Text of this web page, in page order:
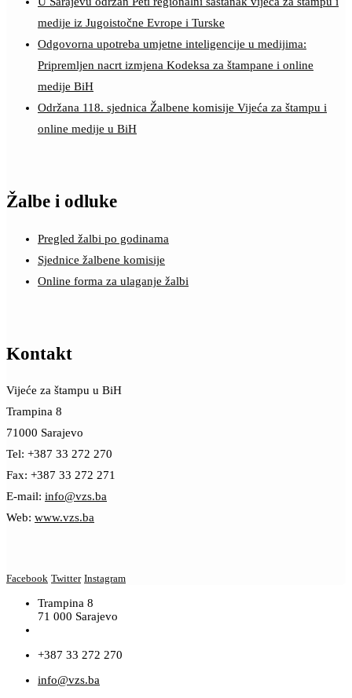
medije iz Jugoistočne Evrope i Turske
Odgovorna upotreba umjetne inteligencije u medijima:
Pripremljen nacrt izmjena Kodeksa za štampane i online
medije BiH
Održana 118. sjednica Žalbene komisije Vijeća za štampu i
online medije u BiH
Žalbe i odluke
Pregled žalbi po godinama
Sjednice žalbene komisije
Online forma za ulaganje žalbi
Kontakt
Vijeće za štampu u BiH
Trampina 8
71000 Sarajevo
Tel: +387 33 272 270
Fax: +387 33 272 271
E-mail: info@vzs.ba
Web: www.vzs.ba
Facebook Twitter Instagram
Trampina 8
71 000 Sarajevo
+387 33 272 270
info@vzs.ba